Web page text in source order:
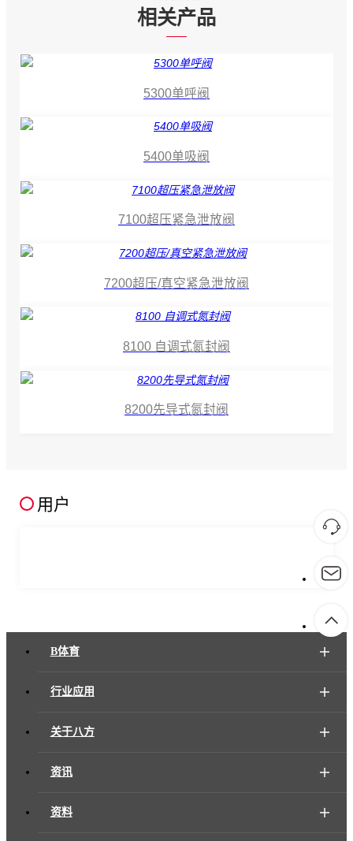
相关产品
5300单呼阀
5400单吸阀
7100超压紧急泄放阀
7200超压/真空紧急泄放阀
8100 自调式氮封阀
8200先导式氮封阀
用户
B体育
行业应用
关于八方
资讯
资料